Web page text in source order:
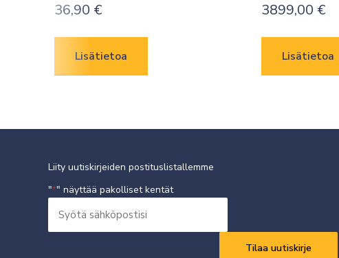
36,90 €
Lisätietoa
3899,00 €
Lisätietoa
Liity uutiskirjeiden postituslistallemme
"*" näyttää pakolliset kentät
sähköpostisi